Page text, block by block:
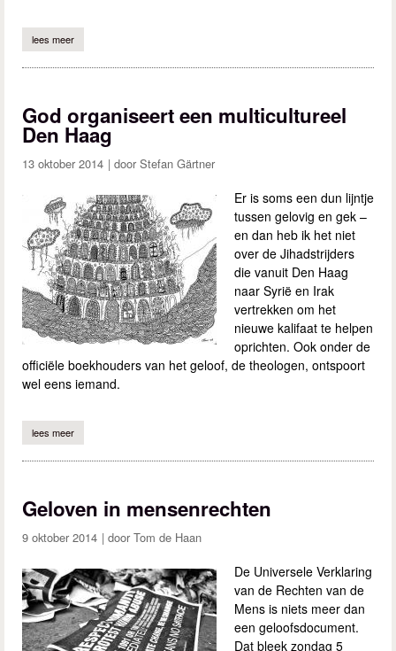
lees meer
God organiseert een multicultureel
Den Haag
13 oktober 2014 Stefan Gärtner
Er is soms een dun lijntje
tussen gelovig en gek –
en dan heb ik het niet
over de Jihadstrijders
die vanuit Den Haag
naar Syrië en Irak
vertrekken om het
nieuwe kalifaat te helpen
oprichten. Ook onder de
officiële boekhouders van het geloof, de theologen, ontspoort
wel eens iemand.
lees meer
Geloven in mensenrechten
9 oktober 2014 Tom de Haan
De Universele Verklaring
van de Rechten van de
Mens is niets meer dan
een geloofsdocument.
Dat bleek zondag 5